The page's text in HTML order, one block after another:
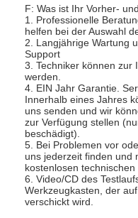
Grelle trockenere
Paddel-Trockner
Vakuumschleuder
F: Was ist Ihr Vorher-
1. Professionelle
helfen bei der Auswahl
2. Langjährige Wartung
Support
3. Techniker können zur
werden.
4. EIN Jahr Garantie.
Innerhalb eines Jahres
uns senden und wir
zur Verfügung stellen
beschädigt).
5. Bei Problemen vor
uns jederzeit finden und
kostenlosen technischen
6. Video/CD des
Werkzeugkasten, der
verschickt wird.